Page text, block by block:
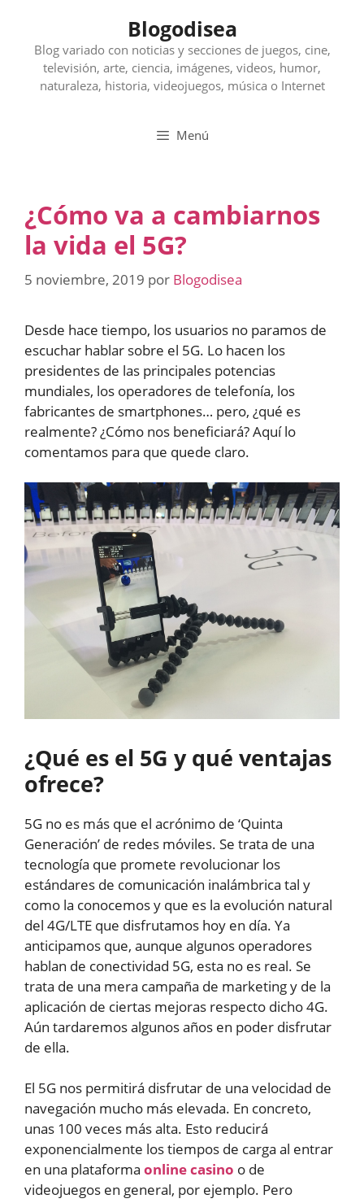
contenido
Blogodisea
Blog variado con noticias y secciones de juegos, cine,
televisión, arte, ciencia, imágenes, videos, humor,
naturaleza, historia, videojuegos, música o Internet
Menú
¿Cómo va a cambiarnos
la vida el 5G?
5 noviembre, 2019 por Blogodisea
Desde hace tiempo, los usuarios no paramos de
escuchar hablar sobre el 5G. Lo hacen los
presidentes de las principales potencias
mundiales, los operadores de telefonía, los
fabricantes de smartphones… pero, ¿qué es
realmente? ¿Cómo nos beneficiará? Aquí lo
comentamos para que quede claro.
¿Qué es el 5G y qué ventajas
ofrece?
5G no es más que el acrónimo de ‘Quinta
Generación’ de redes móviles. Se trata de una
tecnología que promete revolucionar los
estándares de comunicación inalámbrica tal y
como la conocemos y que es la evolución natural
del 4G/LTE que disfrutamos hoy en día. Ya
anticipamos que, aunque algunos operadores
hablan de conectividad 5G, esta no es real. Se
trata de una mera campaña de marketing y de la
aplicación de ciertas mejoras respecto dicho 4G.
Aún tardaremos algunos años en poder disfrutar
de ella.
El 5G nos permitirá disfrutar de una velocidad de
navegación mucho más elevada. En concreto,
unas 100 veces más alta. Esto reducirá
exponencialmente los tiempos de carga al entrar
en una plataforma online casino o de
videojuegos en general, por ejemplo. Pero